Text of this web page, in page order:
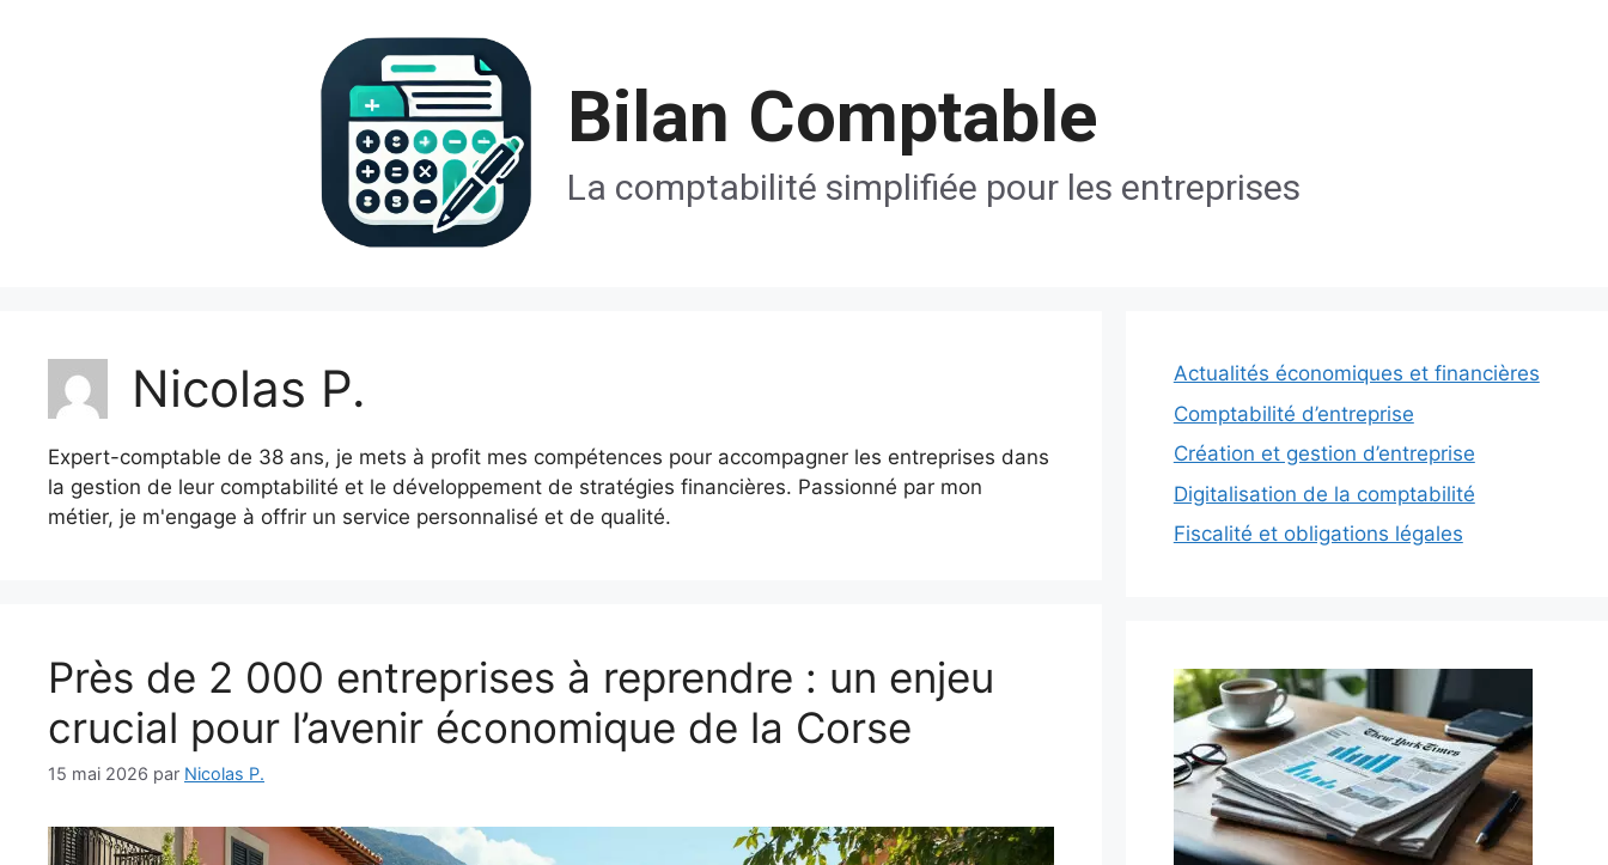
Bilan Comptable
La comptabilité simplifiée pour les entreprises
Nicolas P.
Expert-comptable de 38 ans, je mets à profit mes compétences pour accompagner les entreprises dans
la gestion de leur comptabilité et le développement de stratégies financières. Passionné par mon
métier, je m'engage à offrir un service personnalisé et de qualité.
Près de 2 000 entreprises à reprendre : un enjeu
crucial pour l’avenir économique de la Corse
15 mai 2026 par Nicolas P.
Actualités économiques et financières
Comptabilité d’entreprise
Création et gestion d’entreprise
Digitalisation de la comptabilité
Fiscalité et obligations légales